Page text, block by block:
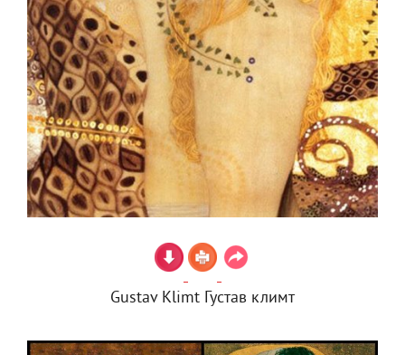
Gustav Klimt Густав климт